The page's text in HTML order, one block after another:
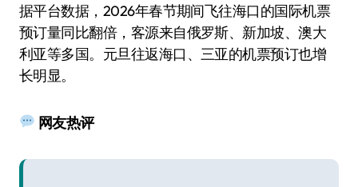
据平台数据，2026年春节期间飞往海口的国际机票
预订量同比翻倍，客源来自俄罗斯、新加坡、澳大
利亚等多国。元旦往返海口、三亚的机票预订也增
长明显。
网友热评